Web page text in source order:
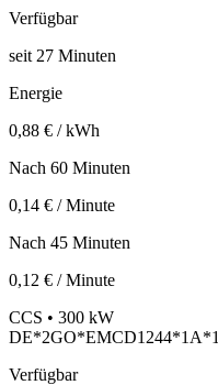
Verfügbar
seit 27 Minuten
Energie
0,88 € / kWh
Nach 60 Minuten
0,14 € / Minute
Nach 45 Minuten
0,12 € / Minute
CCS • 300 kW
DE*2GO*EMCD1244*1A*1
Verfügbar